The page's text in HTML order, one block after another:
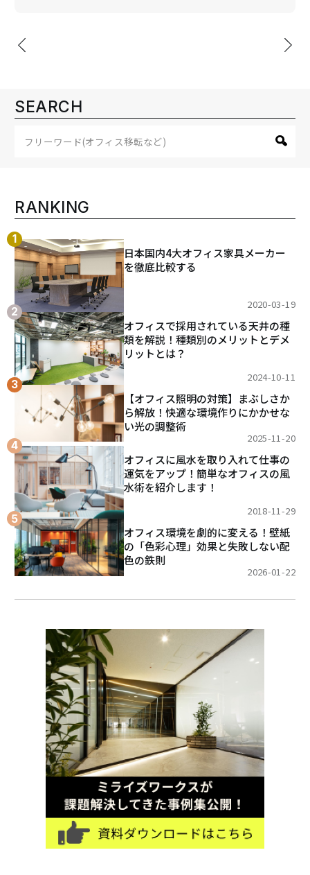
投
ビ
ゲ
ー
SEARCH
RANKING
日本国内4大オフィス家具メーカー
を徹底比較する
2020-03-19
オフィスで採用されている天井の種
類を解説！種類別のメリットとデメ
リットとは？
2024-10-11
【オフィス照明の対策】まぶしさか
ら解放！快適な環境作りにかかせな
い光の調整術
2025-11-20
オフィスに風水を取り入れて仕事の
運気をアップ！簡単なオフィスの風
水術を紹介します！
2018-11-29
オフィス環境を劇的に変える！壁紙
の「色彩心理」効果と失敗しない配
色の鉄則
2026-01-22